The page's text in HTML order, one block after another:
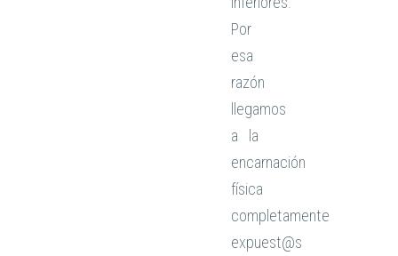
Por
esa
razón
llegamos
a la
encarnación
física
completamente
expuest@s